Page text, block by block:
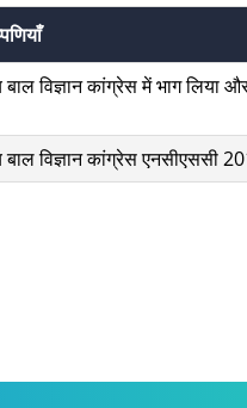
बाल विज्ञान कांग्रेस में भाग
बाल विज्ञान कांग्रेस एनसीएससी